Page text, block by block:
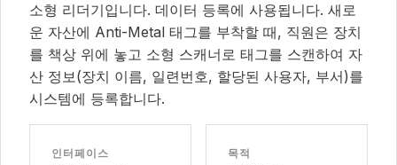
소형 리더기입니다. 데이터 등록에 사용됩니다. 새로
운 자산에 Anti-Metal 태그를 부착할 때, 직원은 장치
를 책상 위에 놓고 소형 스캐너로 태그를 스캔하여 자
산 정보(장치 이름, 일련번호, 할당된 사용자, 부서)를
시스템에 등록합니다.
인터페이스 목적